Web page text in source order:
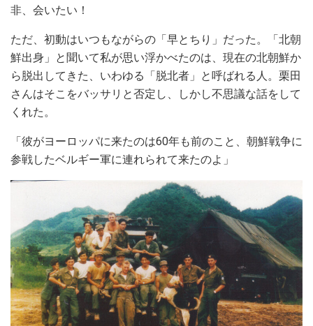
非、会いたい！
ただ、初動はいつもながらの「早とちり」だった。「北朝
鮮出身」と聞いて私が思い浮かべたのは、現在の北朝鮮か
ら脱出してきた、いわゆる「脱北者」と呼ばれる人。栗田
さんはそこをバッサリと否定し、しかし不思議な話をして
くれた。
「彼がヨーロッパに来たのは60年も前のこと、朝鮮戦争に
参戦したベルギー軍に連れられて来たのよ」